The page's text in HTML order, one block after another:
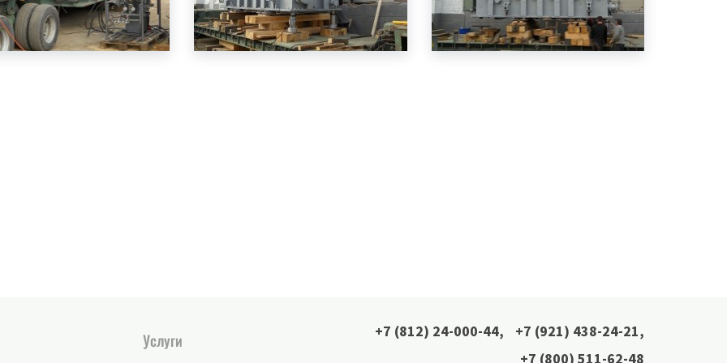
Услуги +7 (812) 24-000-44, +7 (921) 438-24-21,
+7 (800) 511-62-48